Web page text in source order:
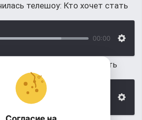
телешоу: Кто хочет стать
00:00
(Шоу; Кто хочет стать